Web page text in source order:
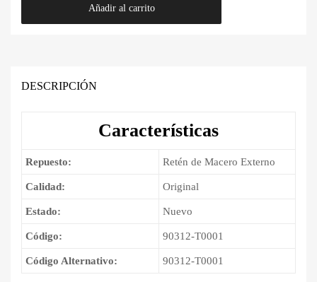
original
Bs.180.00.
actual
Bs.130.00.
Hilux
Añadir al carrito
DESCRIPCIÓN
Características
Repuesto: Retén de Macero Externo
Calidad: Original
Estado: Nuevo
Código: 90312-T0001
Código Alternativo: 90312-T0001